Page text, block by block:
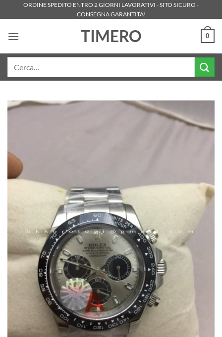
ai
ORDINE SPEDITO ENTRO 2 GIORNI LAVORATIVI - SITO SICURO -
CONSEGNA GARANTITA!
TIMERO 0